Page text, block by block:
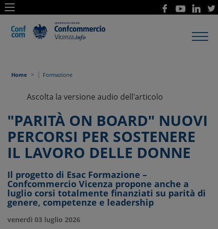
Home | Formazione
Ascolta la versione audio dell'articolo
"PARITÀ ON BOARD" NUOVI
PERCORSI PER SOSTENERE
IL LAVORO DELLE DONNE
Il progetto di Esac Formazione –
Confcommercio Vicenza propone anche a
luglio corsi totalmente finanziati su parità di
genere, competenze e leadership
venerdì 03 luglio 2026